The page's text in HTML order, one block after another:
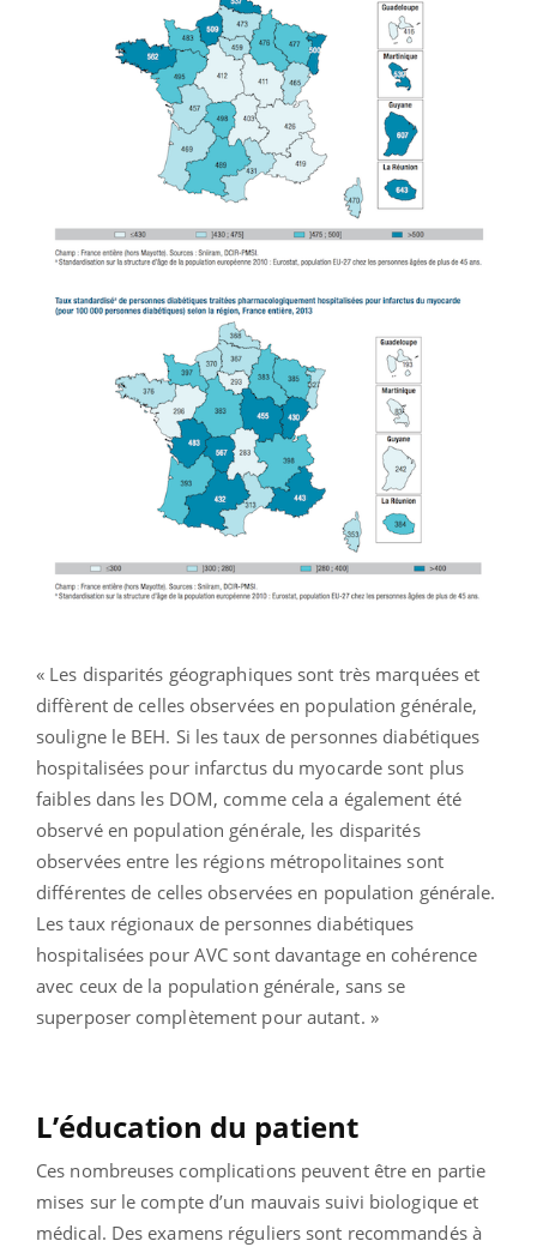
« Les disparités géographiques sont très marquées et
diffèrent de celles observées en population générale,
souligne le BEH. Si les taux de personnes diabétiques
hospitalisées pour infarctus du myocarde sont plus
faibles dans les DOM, comme cela a également été
observé en population générale, les disparités
observées entre les régions métropolitaines sont
différentes de celles observées en population générale.
Les taux régionaux de personnes diabétiques
hospitalisées pour AVC sont davantage en cohérence
avec ceux de la population générale, sans se
superposer complètement pour autant. »
L’éducation du patient
Ces nombreuses complications peuvent être en partie
mises sur le compte d’un mauvais suivi biologique et
médical. Des examens réguliers sont recommandés à